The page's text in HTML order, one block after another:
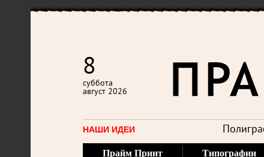
8
суббота
август 2026
НАШИ ИДЕИ
Прайм Принт Типографии